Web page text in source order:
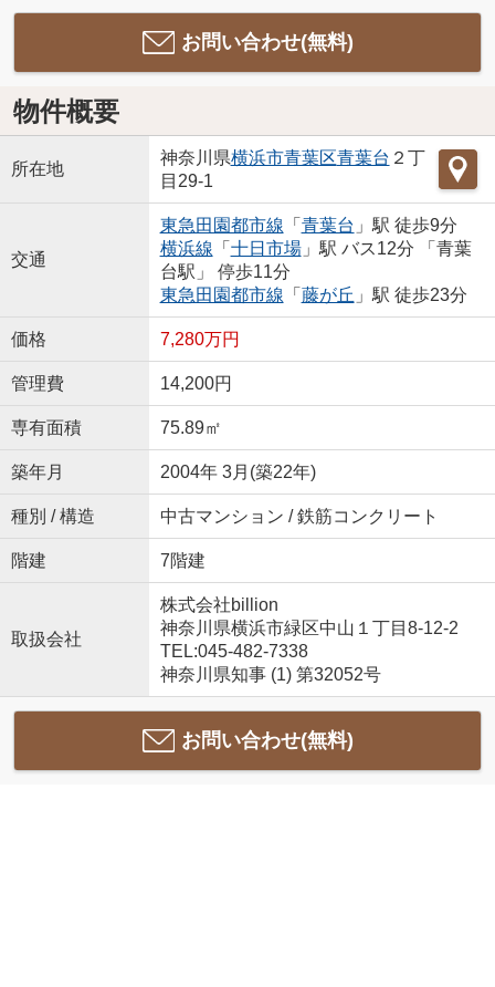
お問い合わせ(無料)
物件概要
所在地
神奈川県横浜市青葉区青葉台 ２丁
目29-1
交通
東急田園都市線 「 青葉台 」駅 徒歩9分
横浜線 「 十日市場」駅 バス12分 「青葉
台駅」 停歩11分
東急田園都市線 「 藤が丘 」駅 徒歩23分
価格 7,280万円
管理費 14,200円
専有面積 75.89㎡
築年月 2004年 3月(築22年)
種別 / 構造 中古マンション / 鉄筋コンクリート
階建 7階建
取扱会社
株式会社billion
神奈川県横浜市緑区中山１丁目8-12-2
TEL:045-482-7338
神奈川県知事 (1) 第32052号
お問い合わせ(無料)